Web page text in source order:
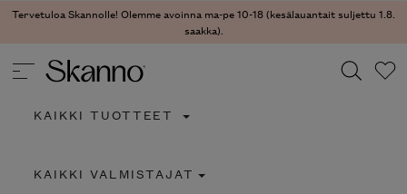
Tervetuloa Skannolle! Olemme avoinna ma-pe 10-18 (kesälauantait suljettu 1.8.
saakka).
Type 2 or more characters for results.
KAIKKI TUOTTEET
KAIKKI VALMISTAJAT